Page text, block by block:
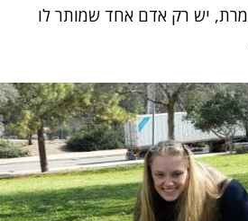
יש רק אדם אחד שמותר לו